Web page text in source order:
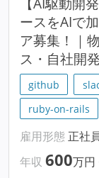
ースをAIで
ア募集！｜
ス・自社開発
github
ruby-on-rails
雇用形態 正社
年収 600万円